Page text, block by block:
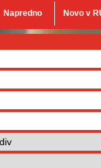
Napredno Novo v